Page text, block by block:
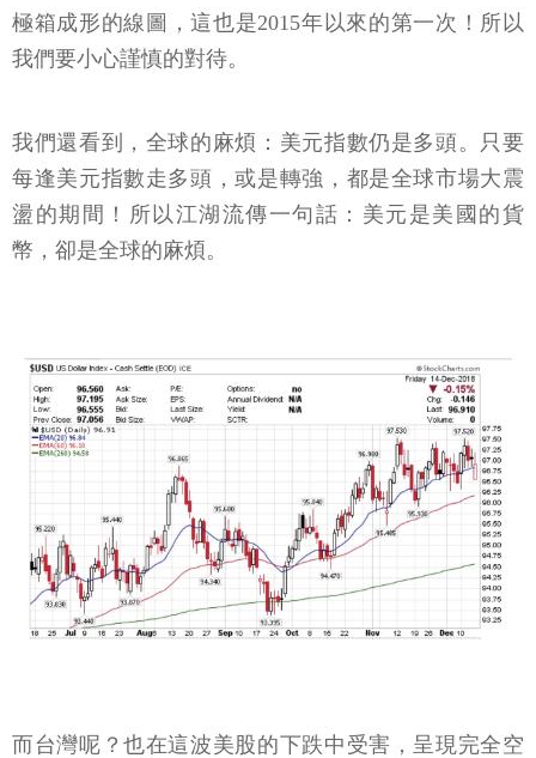
極箱成形的線圖，這也是2015年以來的第一次！所以
我們要小心謹慎的對待。
我們還看到，全球的麻煩：美元指數仍是多頭。只要
每逢美元指數走多頭，或是轉強，都是全球市場大震
盪的期間！所以江湖流傳一句話：美元是美國的貨
幣，卻是全球的麻煩。
而台灣呢？也在這波美股的下跌中受害，呈現完全空